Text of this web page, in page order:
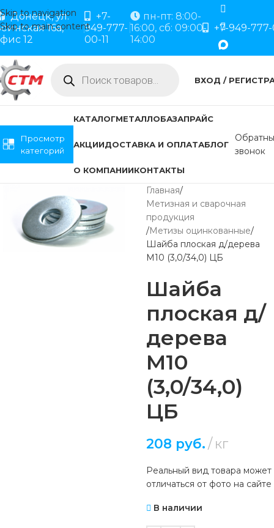
Skip to navigation
Skip to main content
Донецк, ул.
16а,
12
+7-
949-777-
00-11
пн-пт: 8:00-
16:00, сб: 09:00-
14:00
+7-949-777-
ВХОД /
Просмотр
категорий
КАТАЛОГМЕТАЛЛОБАЗАПРАЙС
АКЦИИДОСТАВКА И ОПЛАТАБЛОГ
О КОМПАНИИКОНТАКТЫ
звонок
Главная
Метизная и сварочная
продукция
Метизы оцинкованные
Шайба плоская д/дерева
М10 (3,0/34,0) ЦБ
Шайба
плоская д/
дерева
М10
(3,0/34,0)
ЦБ
208 руб. кг
Реальный вид товара может
отличаться от фото на сайте
В наличии